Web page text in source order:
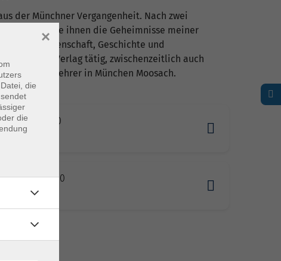
der Münchner Vergangenheit. Nach zwei
und bringe ihnen die Geheimnisse meiner
Politikwissenschaft, Geschichte und
Münchner Verlag tätig, zwischenzeitlich auch
Realschullehrer in München Moosach.
10:00
10:00
die
die
×